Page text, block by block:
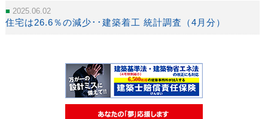
2025.06.02
住宅は26.6％の減少･･建築着工 統計調査（4月分）